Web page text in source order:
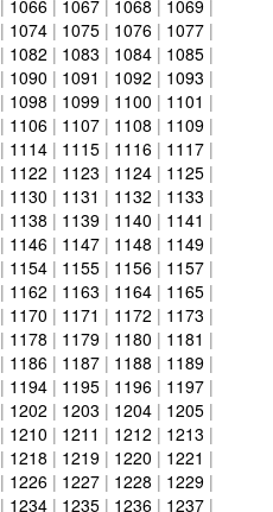
| 1066 | 1067 | 1068 | 1069 |
| 1074 | 1075 | 1076 | 1077 |
| 1082 | 1083 | 1084 | 1085 |
| 1090 | 1091 | 1092 | 1093 |
| 1098 | 1099 | 1100 | 1101 |
| 1106 | 1107 | 1108 | 1109 |
| 1114 | 1115 | 1116 | 1117 |
| 1122 | 1123 | 1124 | 1125 |
| 1130 | 1131 | 1132 | 1133 |
| 1138 | 1139 | 1140 | 1141 |
| 1146 | 1147 | 1148 | 1149 |
| 1154 | 1155 | 1156 | 1157 |
| 1162 | 1163 | 1164 | 1165 |
| 1170 | 1171 | 1172 | 1173 |
| 1178 | 1179 | 1180 | 1181 |
| 1186 | 1187 | 1188 | 1189 |
| 1194 | 1195 | 1196 | 1197 |
| 1202 | 1203 | 1204 | 1205 |
| 1210 | 1211 | 1212 | 1213 |
| 1218 | 1219 | 1220 | 1221 |
| 1226 | 1227 | 1228 | 1229 |
| 1234 | 1235 | 1236 | 1237 |